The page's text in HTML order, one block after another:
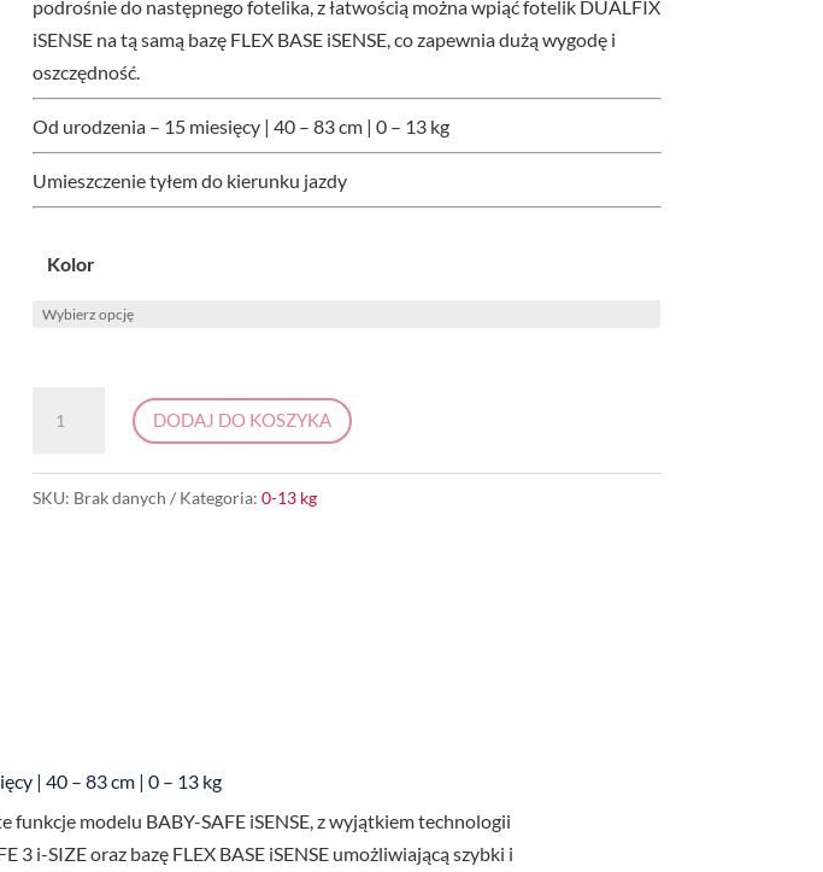
podrośnie do następnego fotelika, z łatwością można wpiąć fotelik DUALFIX
iSENSE na tą samą bazę FLEX BASE iSENSE, co zapewnia dużą wygodę i
oszczędność.
Od urodzenia – 15 miesięcy | 40 – 83 cm | 0 – 13 kg
Umieszczenie tyłem do kierunku jazdy
Kolor
Zestaw
BABY-
SAFE
DODAJ DO KOSZYKA
SKU: Brak danych Kategoria:0-13 kg
| 40 – 83 cm | 0 – 13 kg
funkcje modelu BABY-SAFE iSENSE, z wyjątkiem technologii
i-SIZE oraz bazę FLEX BASE iSENSE umożliwiającą szybki i